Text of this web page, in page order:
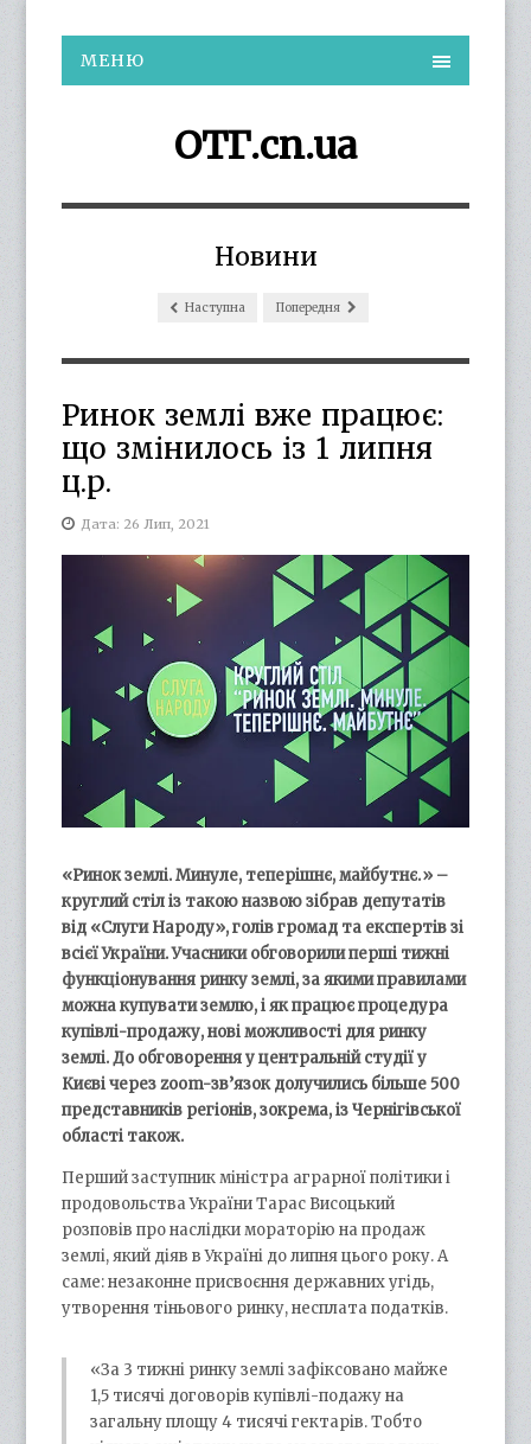
МЕНЮ
ОТГ.cn.ua
Новини
Наступна Попередня
Ринок землі вже працює:
що змінилось із 1 липня
ц.р.
Дата: 26 Лип, 2021
«Ринок землі. Минуле, теперішнє, майбутнє.» –
круглий стіл із такою назвою зібрав депутатів
від «Слуги Народу», голів громад та експертів зі
всієї України. Учасники обговорили перші тижні
функціонування ринку землі, за якими правилами
можна купувати землю, і як працює процедура
купівлі-продажу, нові можливості для ринку
землі. До обговорення у центральній студії у
Києві черезzoom-зв’язок долучились більше 500
представників регіонів, зокрема, із Чернігівської
області також.
Перший заступник міністра аграрної політики і
продовольства України Тарас Висоцький
розповів про наслідки мораторію на продаж
землі, який діяв в Україні до липня цього року. А
саме: незаконне присвоєння державних угідь,
утворення тіньового ринку, несплата податків.
«За 3 тижні ринку землі зафіксовано майже
1,5 тисячі договорів купівлі-подажу на
загальну площу 4 тисячі гектарів. Тобто